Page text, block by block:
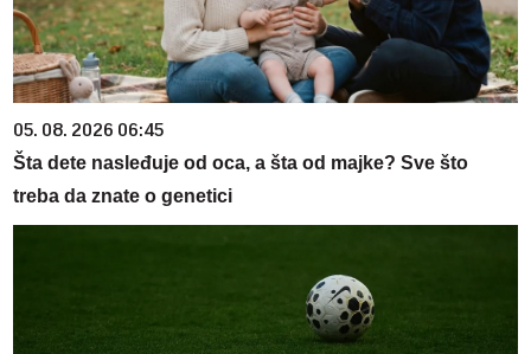
05. 08. 2026 06:45
Šta dete nasleđuje od oca, a šta od majke? Sve što
treba da znate o genetici